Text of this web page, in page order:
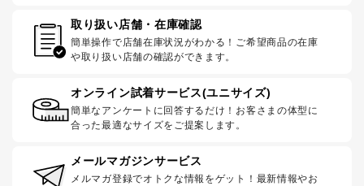
取り扱い店舗・在庫確認
簡単操作で店舗在庫状況がわかる！ご希望商品の在庫
や取り扱い店舗の確認ができます。
オンライン試着サービス(ユニサイズ)
簡単なアンケートに回答するだけ！お客さまの体型に
合った最適なサイズをご提案します。
メールマガジンサービス
メルマガ登録でオトクな情報をゲット！最新情報やお